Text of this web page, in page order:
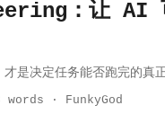
：让 AI
是决定任务能否跑完的真正
words · FunkyGod